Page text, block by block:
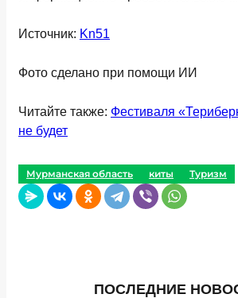
Источник: Kn51
Фото сделано при помощи ИИ
Читайте также: Фестиваля
не будет
Мурманская область киты Туризм
ПОСЛЕДНИЕ